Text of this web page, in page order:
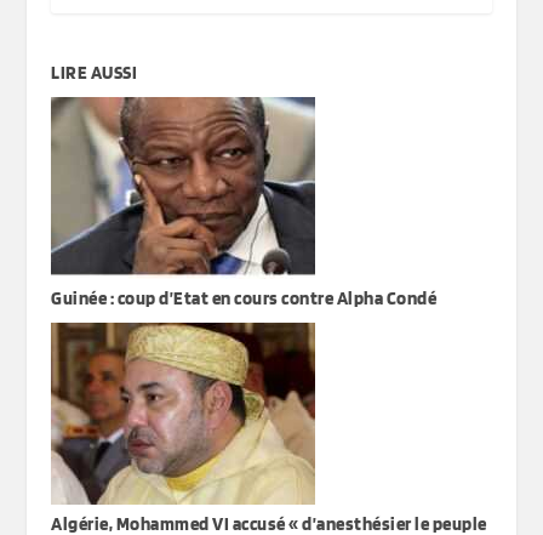
LIRE AUSSI
Guinée : coup d’Etat en cours contre Alpha Condé
Algérie, Mohammed VI accusé « d’anesthésier le peuple